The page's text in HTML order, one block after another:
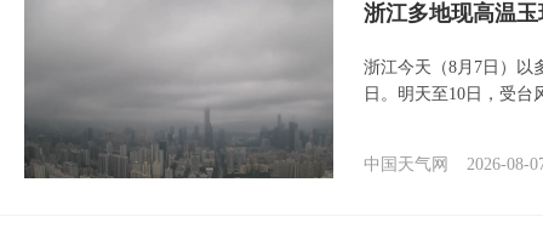
浙江多地现高温
浙江今天（8月7日）以
日。明天至10日，受台
中国天气网 2026-08-